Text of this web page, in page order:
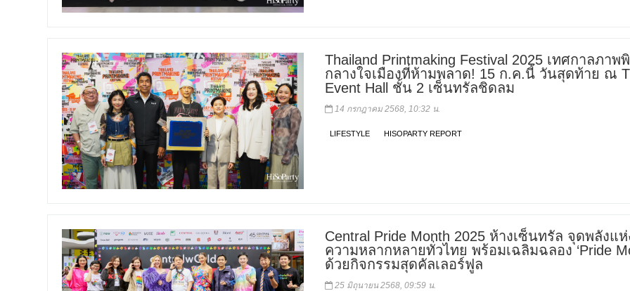
Thailand Printmaking Festival 2025 เทศกาลภาพ
กลางใจเมืองที่ห้ามพลาด! 15 ก.ค.นี้ วันสุดท้าย ณ
Event Hall ชั้น 2 เซ็นทรัลชิดลม
14 กรกฎาคม 2568, 10:32 น.
LIFESTYLE HISOPARTY REPORT
Central Pride Month 2025 ห้างเซ็นทรัล จุดพลังแห่
ความหลากหลายทั่วไทย พร้อมเฉลิมฉลอง ‘Pride
ด้วยกิจกรรมสุดคัลเลอร์ฟูล
25 มิถุนายน 2568, 09:59 น.